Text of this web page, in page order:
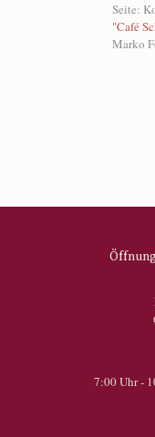
Seite:
"Café
Marko
7:00 Uhr -